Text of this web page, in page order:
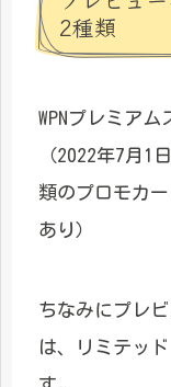
2種類
WPNプレミア
（2022年7月1
類のプロモカ
あり）
ちなみにプレ
は、リミテッ